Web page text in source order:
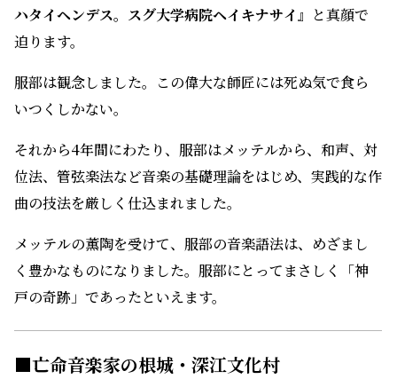
ハタイヘンデス。スグ大学病院ヘイキナサイ』と真顔で
迫ります。
服部は観念しました。この偉大な師匠には死ぬ気で食ら
いつくしかない。
それから4年間にわたり、服部はメッテルから、和声、対
位法、管弦楽法など音楽の基礎理論をはじめ、実践的な作
曲の技法を厳しく仕込まれました。
メッテルの薫陶を受けて、服部の音楽語法は、めざまし
く豊かなものになりました。服部にとってまさしく「神
戸の奇跡」であったといえます。
■亡命音楽家の根城・深江文化村